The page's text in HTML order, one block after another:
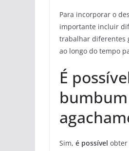
Para incorporar o
importante incluir
trabalhar diferentes
ao longo do tempo
É
Sim, é possível obter